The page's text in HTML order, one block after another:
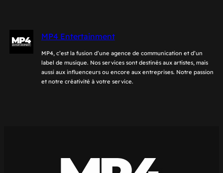
MP4 Entertainment
MP4, c’est la fusion d’une agence de communication et d’un
label de musique. Nos services sont destinés aux artistes, mais
aussi aux influenceurs ou encore aux entreprises. Notre passion
et notre créativité à votre service.